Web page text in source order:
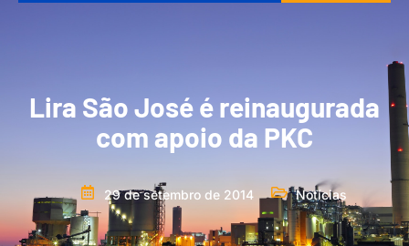
Lira São José é reinaugurada
com apoio da PKC
29 de setembro de 2014 Notícias